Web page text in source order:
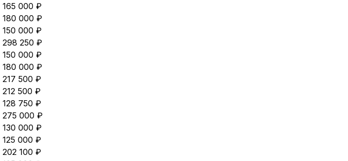
165 000 ₽
180 000 ₽
150 000 ₽
298 250 ₽
150 000 ₽
180 000 ₽
217 500 ₽
212 500 ₽
128 750 ₽
275 000 ₽
130 000 ₽
125 000 ₽
202 100 ₽